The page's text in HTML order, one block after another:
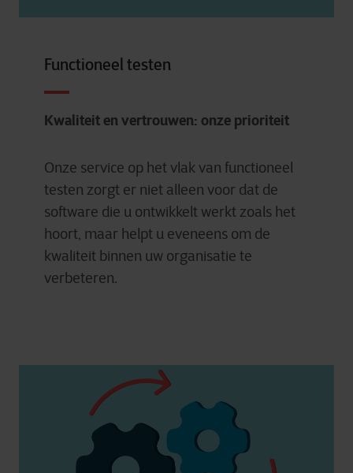
Functioneel testen
Kwaliteit en vertrouwen: onze prioriteit
Onze service op het vlak van functioneel
testen zorgt er niet alleen voor dat de
software die u ontwikkelt werkt zoals het
hoort, maar helpt u eveneens om de
kwaliteit binnen uw organisatie te
verbeteren.